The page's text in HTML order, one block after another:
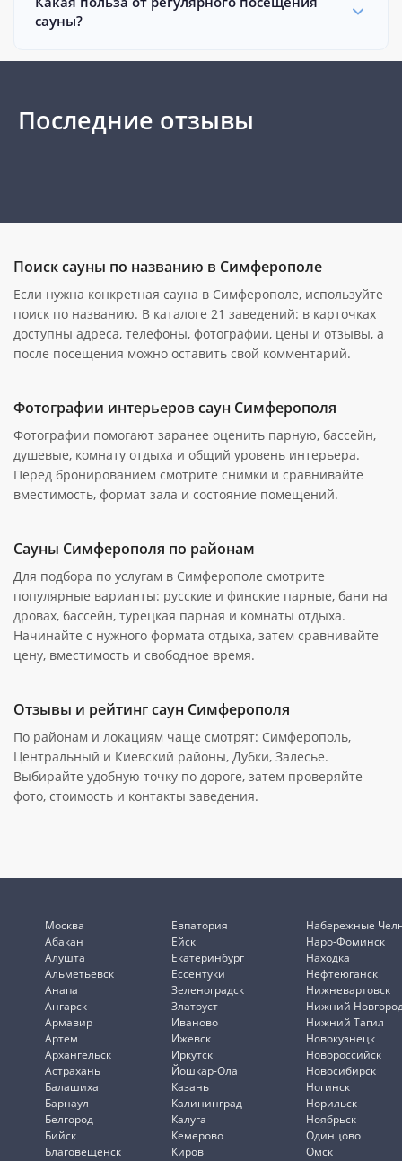
сауны?
Последние отзывы
Поиск сауны по названию в Симферополе
Если нужна конкретная сауна в Симферополе, используйте
поиск по названию. В каталоге 21 заведений: в карточках
доступны адреса, телефоны, фотографии, цены и отзывы, а
после посещения можно оставить свой комментарий.
Фотографии интерьеров саун Симферополя
Фотографии помогают заранее оценить парную, бассейн,
душевые, комнату отдыха и общий уровень интерьера.
Перед бронированием смотрите снимки и сравнивайте
вместимость, формат зала и состояние помещений.
Сауны Симферополя по районам
Для подбора по услугам в Симферополе смотрите
популярные варианты: русские и финские парные, бани на
дровах, бассейн, турецкая парная и комнаты отдыха.
Начинайте с нужного формата отдыха, затем сравнивайте
цену, вместимость и свободное время.
Отзывы и рейтинг саун Симферополя
По районам и локациям чаще смотрят: Симферополь,
Центральный и Киевский районы, Дубки, Залесье.
Выбирайте удобную точку по дороге, затем проверяйте
фото, стоимость и контакты заведения.
Москва
Абакан
Алушта
Альметьевск
Анапа
Ангарск
Армавир
Артем
Архангельск
Астрахань
Балашиха
Барнаул
Белгород
Бийск
Благовещенск
Евпатория
Ейск
Екатеринбург
Ессентуки
Зеленоградск
Златоуст
Иваново
Ижевск
Иркутск
Йошкар-Ола
Казань
Калининград
Калуга
Кемерово
Киров
Набережные
Наро-Фоминск
Находка
Нефтеюганск
Нижневартовск
Нижний
Нижний Тагил
Новокузнецк
Новороссийск
Новосибирск
Ногинск
Норильск
Ноябрьск
Одинцово
Омск